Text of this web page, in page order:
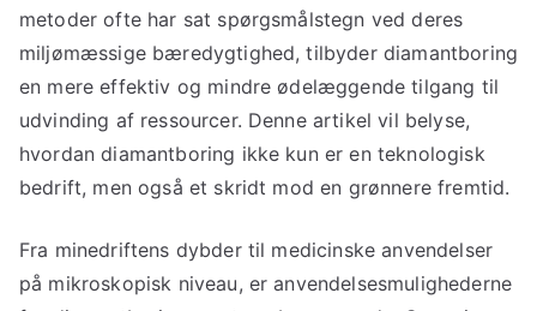
metoder ofte har sat spørgsmålstegn ved deres
miljømæssige bæredygtighed, tilbyder diamantboring
en mere effektiv og mindre ødelæggende tilgang til
udvinding af ressourcer. Denne artikel vil belyse,
hvordan diamantboring ikke kun er en teknologisk
bedrift, men også et skridt mod en grønnere fremtid.
Fra minedriftens dybder til medicinske anvendelser
på mikroskopisk niveau, er anvendelsesmulighederne